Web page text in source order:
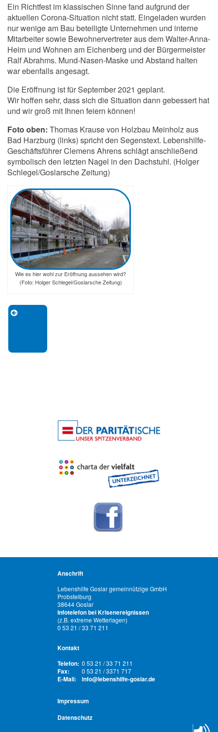
Ein Richtfest im klassischen Sinne fand aufgrund der
aktuellen Corona-Situation nicht statt. Eingeladen wurden
nur wenige am Bau beteiligte Unternehmen und interne
Mitarbeiter sowie Bewohnervertreter aus dem Walter-Anna-
Heim und Wohnen am Eichenberg und der Bürgermeister
Ralf Abrahms. Mund-Nasen-Maske und Abstand halten
war ebenfalls angesagt.
Die Eröffnung ist für September 2021 geplant.
Wir hoffen sehr, dass sich die Situation dann gebessert hat
und wir groß mit Ihnen feiern können!
Foto oben: Thomas Krause von Holzbau Meinholz aus
Bad Harzburg (links) spricht den Segenstext. Lebenshilfe-
Geschäftsführer Clemens Ahrens schlägt anschließend
symbolisch den letzten Nagel in den Dachstuhl. (Holger
Schlegel/Goslarsche Zeitung)
Wie es hier wohl zur Eröffnung aussehen wird?
(Foto: Holger Schlegel/Goslarsche Zeitung)
Anschrift
Lebenshilfe Goslar gemeinnützige GmbH
Probsteiburg
38644 Goslar
Infotelefon bei Krisenereignissen
(z.B. extreme Wetterlagen)
0 53 21 / 33 71 211
Kontakt
Telefon: 0 53 21 / 33 71 211
Fax: 0 53 21 / 3371 717
E-Mail: info@lebenshilfe-goslar.de
Impressum
Datenschutz